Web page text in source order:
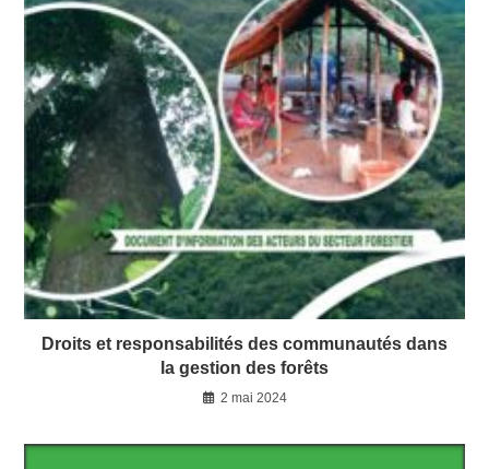
Droits et responsabilités des communautés dans
la gestion des forêts
2 mai 2024